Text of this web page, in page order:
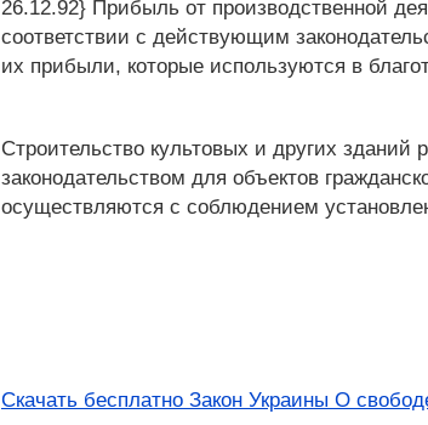
26.12.92} Прибыль от производственной
соответствии с действующим
их прибыли, которые используются в
Строительство культовых и других
законодательством для объектов
осуществляются с соблюдением
Скачать бесплатно Закон Украины О